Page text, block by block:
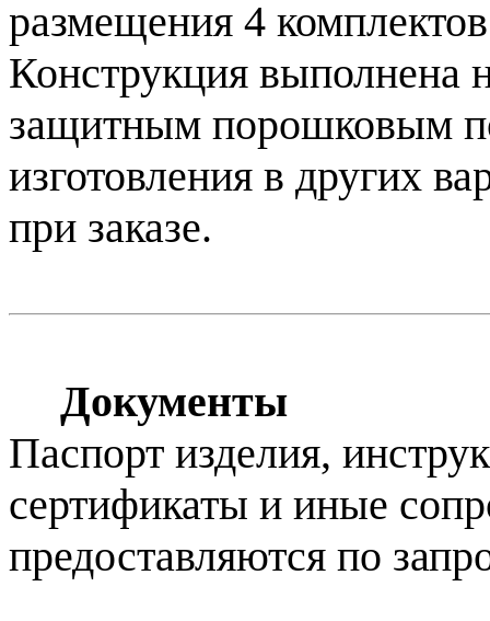
размещения 4
Конструкция выполнена
защитным порошковым
изготовления в других
при заказе.
Документы
Паспорт изделия,
сертификаты и иные
предоставляются по